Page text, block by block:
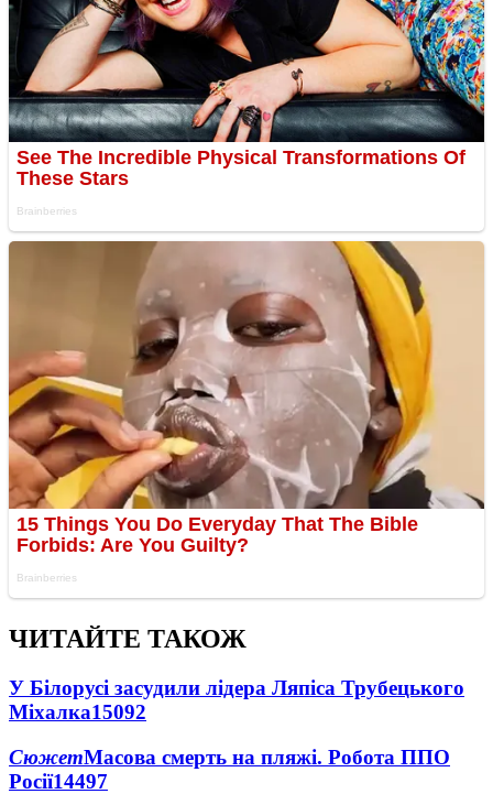
ЧИТАЙТЕ ТАКОЖ
У Білорусі засудили лідера Ляпіса Трубецького
Міхалка15092
СюжетМасова смерть на пляжі. Робота ППО
Росії14497